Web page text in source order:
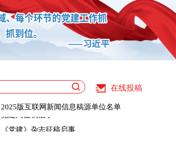
在线投稿
关于版权和用稿问题的声明
2025版互联网新闻信息稿源单位名单
《党建》杂志征稿启事
党建网征稿启事
《党建》杂志征稿启事